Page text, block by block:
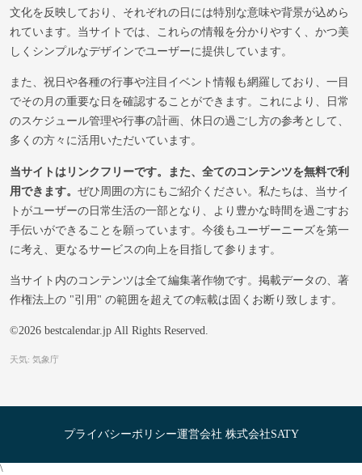
文化を反映しており、それぞれの日には特別な意味や背景が込めら
れています。当サイトでは、これらの情報を分かりやすく、かつ美
しくシンプルなデザインでユーザーに提供しています。
また、祝日や各種の行事や注目イベント情報も網羅しており、一目
でその月の重要な日を確認することができます。これにより、日常
のスケジュール管理や行事の計画、休日の過ごし方の参考として、
多くの方々に活用いただいています。
当サイトはリンクフリーです。また、全てのコンテンツを無料で利
用できます。 ぜひ周囲の方にもご紹介ください。私たちは、当サイ
トがユーザーの日常生活の一部となり、より豊かな時間を過ごすお
手伝いができることを願っています。今後もユーザーニーズを第一
に考え、更なるサービスの向上を目指して参ります。
当サイト内のコンテンツは全て編集著作物です。掲載データの、著
作権法上の "引用" の範囲を超えての転載は固くお断り致します。
©2026 bestcalendar.jp All Rights Reserved.
天気: 気象庁
プライバシーポリシー運営会社 株式会社SATY
\